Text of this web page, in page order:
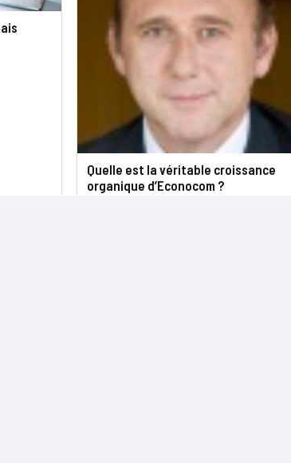
Quelle est la véritable croissance
organique d’Econocom ?